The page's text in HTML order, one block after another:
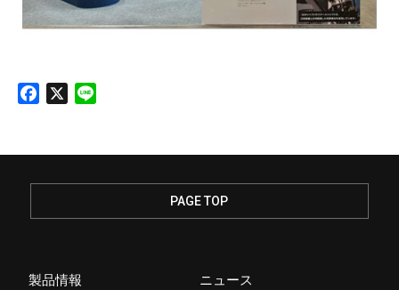
e
o
e
PAGE TOP
製品情報 ニュース